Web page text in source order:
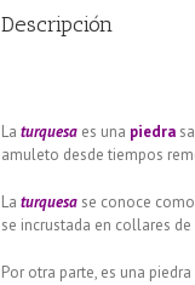
Descripción
Laturquesa es una piedra
amuleto desde tiempos
Laturquesa se conoce
se incrustada en collares
Por otra parte, es una piedra